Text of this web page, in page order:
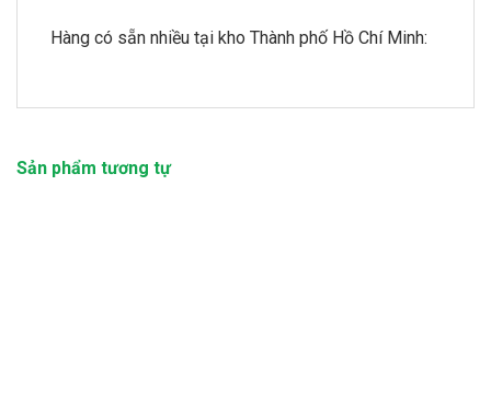
Hàng có sẵn nhiều tại kho Thành phố Hồ Chí Minh:
Sản phẩm tương tự